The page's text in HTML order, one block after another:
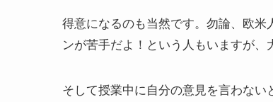
得意になるのも当然です。勿論、欧米
ンが苦手だよ！という人もいますが、
そして授業中に自分の意見を言わな